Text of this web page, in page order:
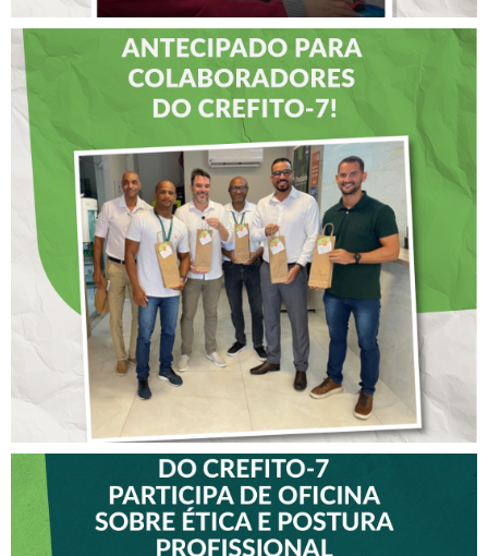
DIA DOS PAIS É
ANTECIPADO PARA
COLABORADORES DO
CREFITO-7